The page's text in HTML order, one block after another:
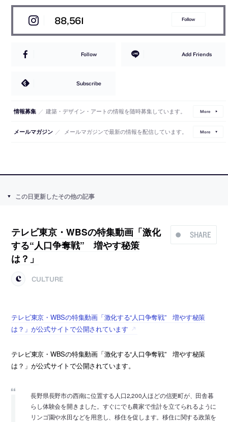
88,561 Follow
Follow Add Friends
Subscribe
情報募集 ／ 建築・デザイン・アートの情報を随時募集しています。 More
メールマガジン ／ メールマガジンで最新の情報を配信しています。 More
この日更新したその他の記事
SHARE
テレビ東京・WBSの特集動画「激化
する“人口争奪戦” 増やす秘策
は？」
CULTURE
テレビ東京・WBSの特集動画「激化する“人口争奪戦” 増やす秘策
は？」が公式サイトで公開されています
テレビ東京・WBSの特集動画「激化する“人口争奪戦” 増やす秘策
は？」が公式サイトで公開されています。
長野県長野市の西南に位置する人口2,200人ほどの信更町が、田舎暮
らし体験会を開きました。すぐにでも農家で生計を立てられるように
リンゴ園や水田などを用意し、移住を促します。移住に関する政策を